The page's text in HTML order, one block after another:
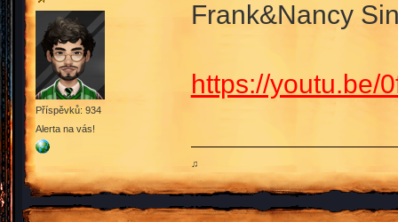
Příspěvků: 934
Alerta na vás!
Frank&Nancy
https://youtu.be/
♫